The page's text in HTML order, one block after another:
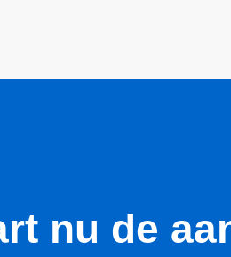
nu de